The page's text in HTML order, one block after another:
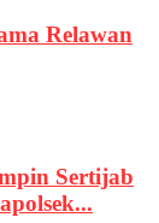
Relawan
Sertijab